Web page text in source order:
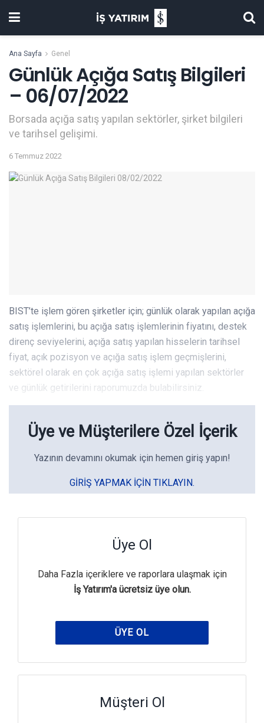
Ana Sayfa Genel
Günlük Açığa Satış Bilgileri
– 06/07/2022
Borsada açığa satış yapılan sektörler, şirket bilgileri
ve tarihsel gelişimi.
6 Temmuz 2022
BIST’te işlem gören şirketler için; günlük olarak yapılan açığa
satış işlemlerini, bu açığa satış işlemlerinin fiyatını, destek
direnç seviyelerini, açığa satış yapılan hisselerin tarihsel
fiyat, açık pozisyon ve açığa satış işlem geçmişlerini,
sektörel olarak en çok açığa satış işlemi yapılan sektörler
ve günlük getirilerini raporumuzda bulabilirsiniz.
Üye ve Müşterilere Özel İçerik
Yazının devamını okumak için hemen giriş yapın!
GIRIŞ YAPMAK IÇIN TIKLAYIN.
Üye Ol
Daha Fazla içeriklere ve raporlara ulaşmak için
İş Yatırım'a ücretsiz üye olun.
ÜYE OL
Müşteri Ol